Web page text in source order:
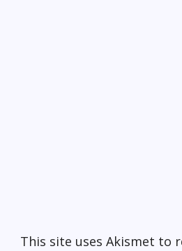
This site uses Akismet to